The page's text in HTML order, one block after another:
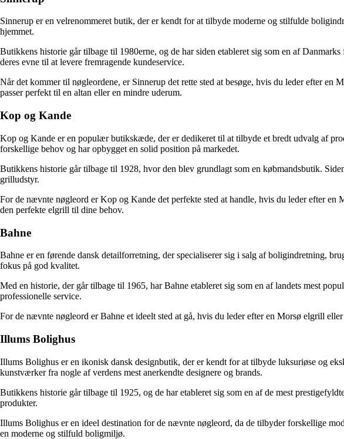
Sinnerup er en velrenommeret butik, der er kendt for at tilbyde moderne og stilfulde
hjemmet.
Butikkens historie går tilbage til 1980erne, og de har siden etableret sig som en af
deres evne til at levere fremragende kundeservice.
Når det kommer til nøgleordene, er Sinnerup det rette sted at besøge, hvis du leder efter
passer perfekt til en altan eller en mindre uderum.
Kop og Kande
Kop og Kande er en populær butikskæde, der er dedikeret til at tilbyde et bredt udvalg af
forskellige behov og har opbygget en solid position på markedet.
Butikkens historie går tilbage til 1928, hvor den blev grundlagt som en købmandsbutik.
grilludstyr.
For de nævnte nøgleord er Kop og Kande det perfekte sted at handle, hvis du leder efter
den perfekte elgrill til dine behov.
Bahne
Bahne er en førende dansk detailforretning, der specialiserer sig i salg af boligindretning,
fokus på god kvalitet.
Med en historie, der går tilbage til 1965, har Bahne etableret sig som en af landets mest
professionelle service.
For de nævnte nøgleord er Bahne et ideelt sted at gå, hvis du leder efter en Morsø elgrill
Illums Bolighus
Illums Bolighus er en ikonisk dansk designbutik, der er kendt for at tilbyde luksuriøse og
kunstværker fra nogle af verdens mest anerkendte designere og brands.
Butikkens historie går tilbage til 1925, og de har etableret sig som en af de mest
produkter.
Illums Bolighus er en ideel destination for de nævnte nøgleord, da de tilbyder forskellige
en moderne og stilfuld boligmiljø.